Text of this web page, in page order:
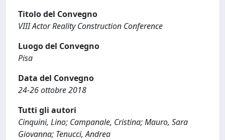
Titolo del Convegno
VIII Actor Reality Construction Conference
Luogo del Convegno
Pisa
Data del Convegno
24-26 ottobre 2018
Tutti gli autori
Cinquini, Lino; Campanale, Cristina; Mauro, Sara
Giovanna; Tenucci, Andrea